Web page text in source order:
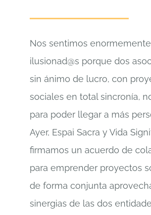
Nos sentimos enormemente
ilusionad@s porque dos
sin ánimo de lucro, con
sociales en total sincronía,
para poder llegar a más
Ayer, Espai Sacra y Vida
firmamos un acuerdo de
para emprender proyectos
de forma conjunta
sinergias de las dos